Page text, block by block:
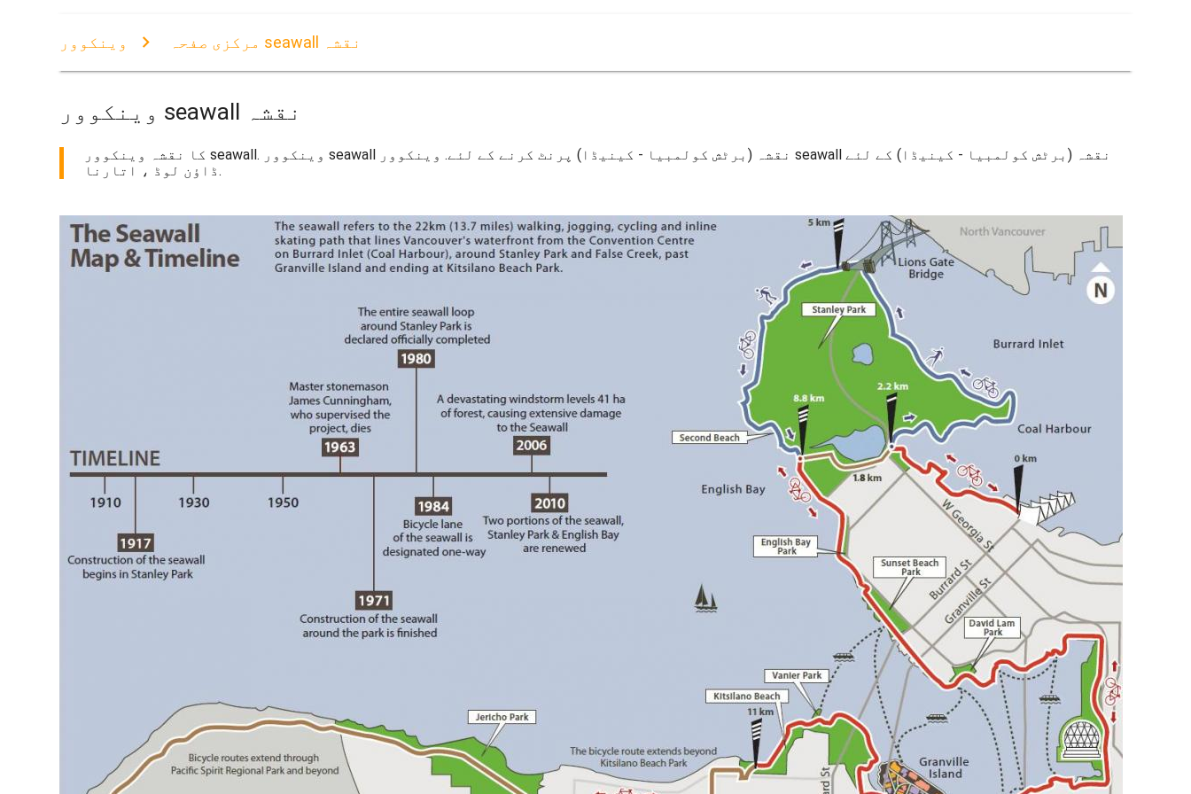
مرکزی صفحہ وینکوور seawall نقشہ
وینکوور seawall نقشہ
کا نقشہ وینکوور seawall. وینکوور seawall نقشہ (برٹش کولمبیا - کینیڈا) پرنٹ کرنے کے لئے. وینکوور seawall نقشہ (برٹش کولمبیا - کینیڈا) کے لئے
ڈاؤن لوڈ ، اتارنا.